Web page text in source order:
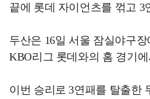
끝에 롯데 자이언츠를 꺾고 3
두산은 16일 서울 잠실야구
KBO리그 롯데와의 홈 경기
이번 승리로 3연패를 탈출한